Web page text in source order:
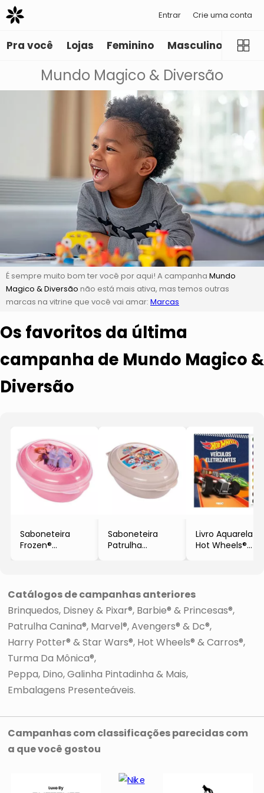
Entrar Crie uma conta
Pra você Lojas Feminino Masculino
Mundo Magico & Diversão
É sempre muito bom ter você por aqui! A campanha Mundo
Magico & Diversão não está mais ativa, mas temos outras
marcas na vitrine que você vai amar: Marcas
Os favoritos da última
campanha de Mundo Magico &
Diversão
Saboneteira
Frozen®
- Plasutil
Saboneteira
Patrulha
- Plasutil
Livro Aquarela
Hot Wheels®
Catálogos de campanhas anteriores
Brinquedos Disney & Pixar® Barbie® & Princesas®
Patrulha Canina® Marvel®, Avengers® & Dc®
Harry Potter® & Star Wars® Hot Wheels® & Carros®
Turma Da Mônica®
Peppa, Dino, Galinha Pintadinha & Mais
Embalagens Presenteáveis
Campanhas com classificações parecidas com
a que você gostou